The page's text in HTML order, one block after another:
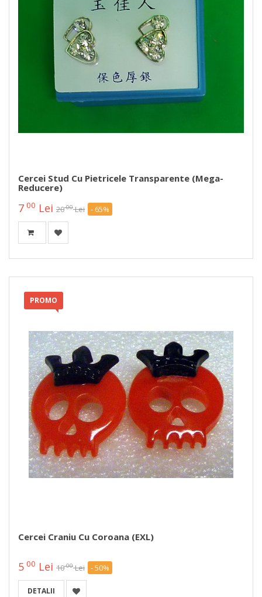
Cercei Stud Cu Pietricele Transparente (mega-
Reducere)
7 00 Lei 2000 Lei - 65%
PROMO
Cercei Craniu Cu Coroana (EXL)
5 00 Lei 1000 Lei - 50%
DETALII